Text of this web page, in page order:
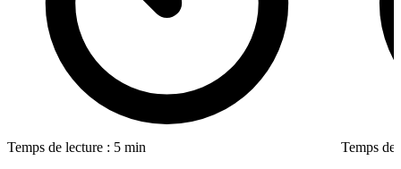
Temps de lecture : 5 min
Temps de